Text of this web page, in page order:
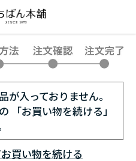
入っておりません。
「お買い物を続ける」
買い物を続ける